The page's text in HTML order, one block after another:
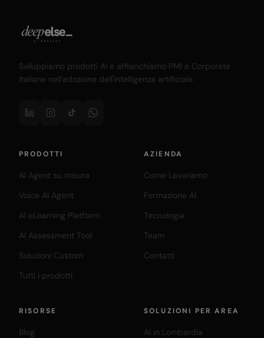
Sviluppiamo prodotti AI e affianchiamo PMI e Corporate
italiane nell'adozione dell'intelligenza artificiale.
PRODOTTI
AI Agent su misura
Voice AI Agent
AI eLearning Platform
AI Assessment Tool
Soluzioni Custom
Tutti i prodotti
AZIENDA
Come Lavoriamo
Formazione AI
Tecnologia
Team
Contatti
RISORSE
Blog
SOLUZIONI PER AREA
AI in Lombardia